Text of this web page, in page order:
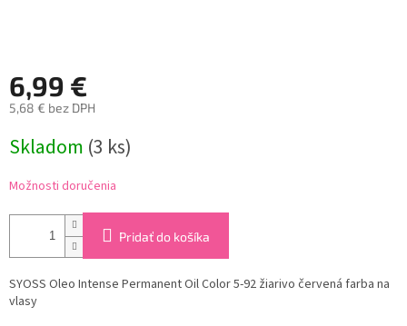
6,99 €
5,68 € bez DPH
cena:
Skladom (3 ks)
Možnosti doručenia
Pridať do košíka
SYOSS Oleo Intense Permanent Oil Color 5-92 žiarivo červená farba na
vlasy